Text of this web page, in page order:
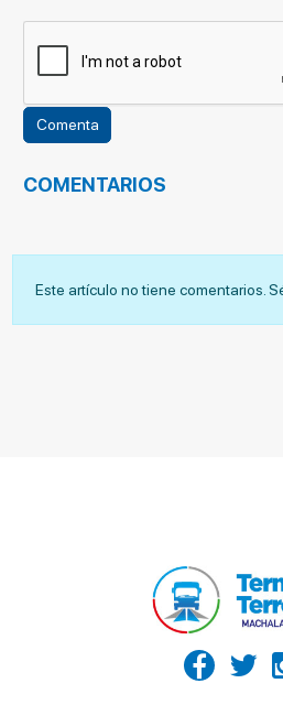
COMENTARIOS
Este artículo no tiene comentarios.